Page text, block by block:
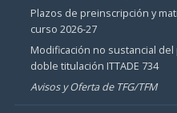
Plazos de preinscripción y
curso 2026-27
Modificación no sustancial
doble titulación ITTADE 734
Avisos y Oferta de TFG/TFM